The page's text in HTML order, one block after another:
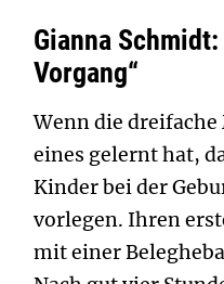
Gianna
Vorgang“
Wenn die
eines gelernt hat,
Kinder bei der
vorlegen. Ihren
mit einer